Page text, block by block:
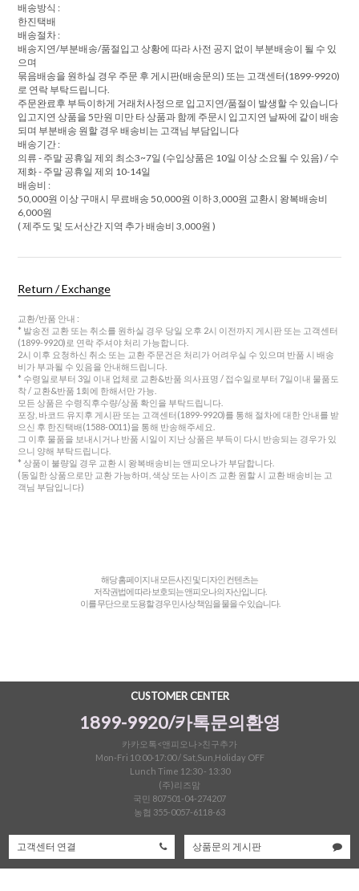
배송방식 :
한진택배
배송절차 :
배송지연/부분배송/품절입고 상황에 따라 사전 공지 없이 부분배송이 될 수 있
으며
묶음배송을 원하실 경우 주문 후 게시판(배송문의) 또는 고객센터(1899-9920)
로 연락 부탁드립니다.
주문완료후 부득이하게 거래처사정으로 입고지연/품절이 발생할 수 있습니다
입고지연 상품을 5만원 미만 타 상품과 함께 주문시 입고지연 날짜에 같이 배송
되며 부분배송 원할 경우 배송비는 고객님 부담입니다
배송기간 :
의류 - 주말 공휴일 제외 최소3~7일 (수입상품은 10일 이상 소요될 수 있음) / 수
제화 - 주말 공휴일 제외 10-14일
배송비 :
50,000원 이상 구매시 무료배송 50,000원 이하 3,000원 교환시 왕복배송비
6,000원
( 제주도 및 도서산간 지역 추가 배송비 3,000원 )
Return / Exchange
교환/반품 안내 :
* 발송전 교환 또는 취소를 원하실 경우 당일 오후 2시 이전까지 게시판 또는 고객센터
(1899-9920)로 연락 주셔야 처리 가능합니다.
2시 이후 요청하신 취소 또는 교환 주문건은 처리가 어려우실 수 있으며 반품 시 배송
비가 부과될 수 있음을 안내해드립니다.
* 수령일로부터 3일 이내 업체로 교환&반품 의사표명 / 접수일로부터 7일이내 물품도
착 / 교환&반품 1회에 한해서만 가능.
모든 상품은 수령직후수량/상품 확인을 부탁드립니다.
포장, 바코드 유지후 게시판 또는 고객센터(1899-9920)를 통해 절차에 대한 안내를 받
으신 후 한진택배(1588-0011)을 통해 반송해주세요.
그 이후 물품을 보내시거나 반품 시일이 지난 상품은 부득이 다시 반송되는 경우가 있
으니 양해 부탁드립니다.
* 상품이 불량일 경우 교환 시 왕복배송비는 앤피오나가 부담합니다.
(동일한 상품으로만 교환 가능하며, 색상 또는 사이즈 교환 원할 시 교환 배송비는 고
객님 부담입니다)
해당 홈페이지 내 모든사진 및 디자인 컨텐츠는
저작권법에 따라 보호되는 앤피오나의 자산입니다.
이를 무단으로 도용할 경우 민사상 책임을 물을 수 있습니다.
CUSTOMER CENTER
1899-9920/카톡문의환영
카카오톡<앤피오나>친구추가
Mon-Fri 10:00-17:00 / Sat,Sun,Holiday OFF
Lunch Time 12:30 - 13:30
(주)리즈맘
국민 807501-04-274207
농협 355-0057-6118-63
고객센터 연결 상품문의 게시판